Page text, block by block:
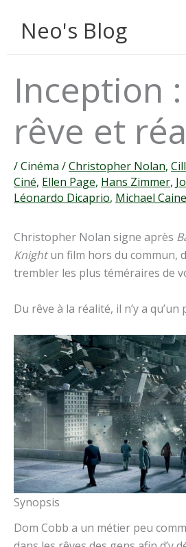
Neo's Blog
Inception
rêve et
/Cinéma /Christopher Nolan,
Ciné, Ellen Page, Hans Zimmer,
Léonardo Dicaprio, Michael Caine
Christopher Nolan signe après
Knightun film hors du commun,
trembler les plus téméraires de
Du rêve à la réalité, il n’y a qu’un
Synopsis
Dom Cobb a un métier peu